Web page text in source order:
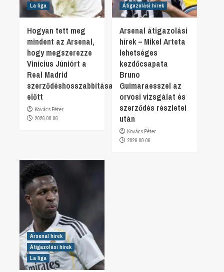
La liga
Hogyan tett meg
mindent az Arsenal,
hogy megszerezze
Vinícius Júniórt a
Real Madrid
szerződéshosszabbítása
előtt
Kovács Péter
2026.08.06.
Átigazolási hírek
Arsenal átigazolási
hírek – Mikel Arteta
lehetséges
kezdőcsapata
Bruno
Guimaraesszel az
orvosi vizsgálat és
szerződés részletei
után
Kovács Péter
2026.08.06.
Arsenal hírek
Átigazolási hírek
La liga